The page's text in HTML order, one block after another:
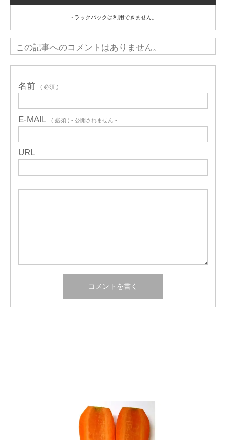
トラックバックは利用できません。
この記事へのコメントはありません。
名前 ( 必須 )
E-MAIL ( 必須 ) - 公開されません -
URL